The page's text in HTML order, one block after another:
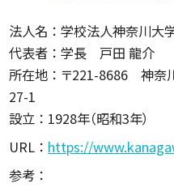
法人名 ： 学校法人神奈川大
代表者 ： 学長 戸田 龍介
所在地 ： 〒221-8686 神奈
27-1
設立 ： 1928年（昭和3年）
URL ： https://
参考 ：